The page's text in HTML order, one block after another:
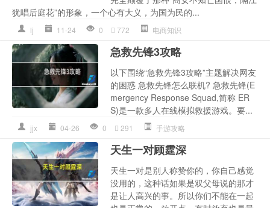
犹唱后庭花”的形象，一个心有大义，为国为民的...
lj 11-24 0 772 电商知识
急救先锋3攻略
以下围绕“急救先锋3攻略”主题解决网友
的困惑 急救先锋怎么联机? 急救先锋(E
mergency Response Squad,简称 ER
S)是一款多人在线模拟救援游戏。要...
jjx 04-26 0 291 手游攻略
天生一对顾霆深
天生一对是别人称赞你的，你自己感觉
没用的，这种话如果是双父母说的那才
是让人高兴的事。所以你们不能在一起